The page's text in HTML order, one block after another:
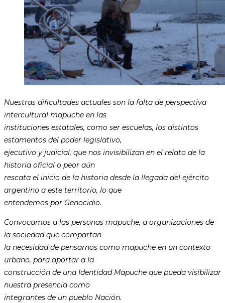
Nuestras dificultades actuales son la falta de perspectiva
intercultural mapuche en las
instituciones estatales, como ser escuelas, los distintos
estamentos del poder legislativo,
ejecutivo y judicial, que nos invisibilizan en el relato de la
historia oficial o peor aún
rescata el inicio de la historia desde la llegada del ejército
argentino a este territorio, lo que
entendemos por Genocidio.
Convocamos a las personas mapuche, a organizaciones de
la sociedad que compartan
la necesidad de pensarnos como mapuche en un contexto
urbano, para aportar a la
construcción de una Identidad Mapuche que pueda visibilizar
nuestra presencia como
integrantes de un pueblo Nación.